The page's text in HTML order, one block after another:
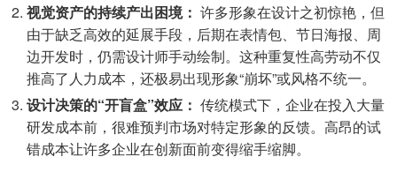
视觉资产的持续产出困境： 许多形象在设计之初惊艳，但
由于缺乏高效的延展手段，后期在表情包、节日海报、周
边开发时，仍需设计师手动绘制。这种重复性高劳动不仅
推高了人力成本，还极易出现形象“崩坏”或风格不统一。
设计决策的“开盲盒”效应： 传统模式下，企业在投入大量
研发成本前，很难预判市场对特定形象的反馈。高昂的试
错成本让许多企业在创新面前变得缩手缩脚。